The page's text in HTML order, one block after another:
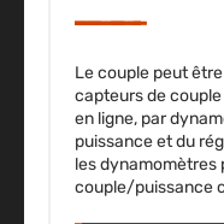
Le couple peut
capteurs de
en ligne, par
puissance et du
les dynamomètres
couple/puissance